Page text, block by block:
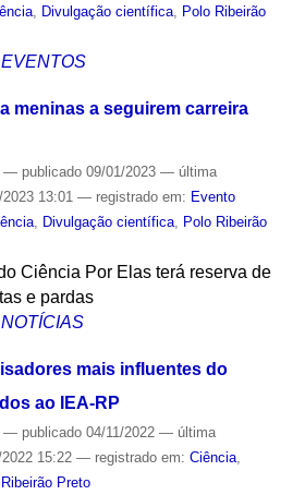
, Divulgação científica, Polo Ribeirão
EVENTOS
meninas a seguirem carreira
— publicado09/01/2023 — última
13:01 — registrado em: Evento
, Divulgação científica, Polo Ribeirão
Ciência Por Elas terá reserva de
e pardas
NOTÍCIAS
mais influentes do
ao IEA-RP
— publicado04/11/2022 — última
15:22 — registrado em: Ciência,
Preto